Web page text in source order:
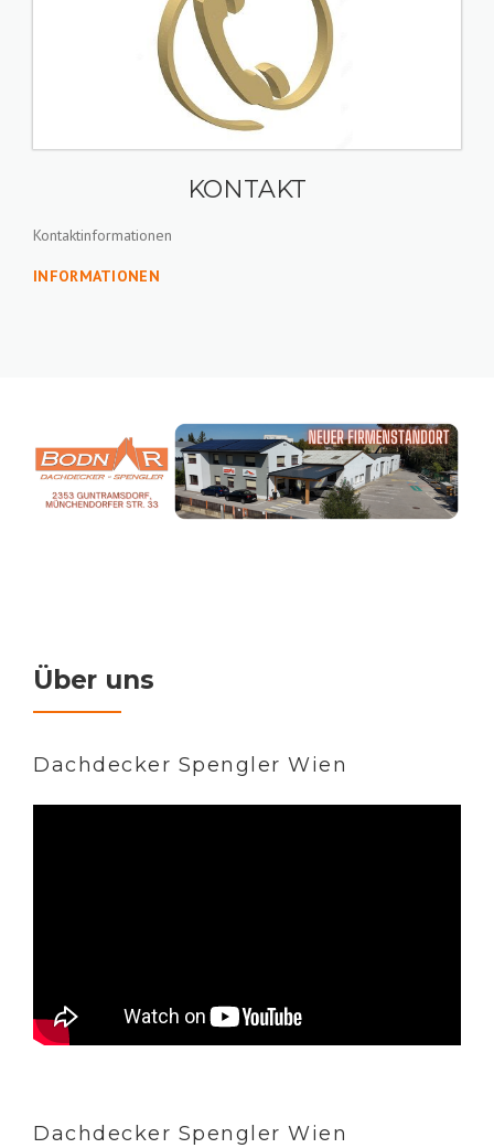
KONTAKT
Kontaktinformationen
INFORMATIONEN
Über uns
Dachdecker Spengler Wien
Dachdecker Spengler Wien